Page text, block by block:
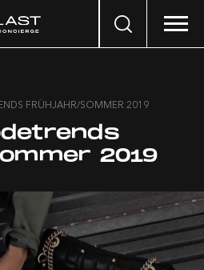
Search
FRÜHJAHR/SOMMER 2019
2019